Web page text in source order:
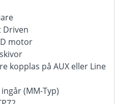
Driven
motor
kopplas på AUX eller Line
(MM-Typ)